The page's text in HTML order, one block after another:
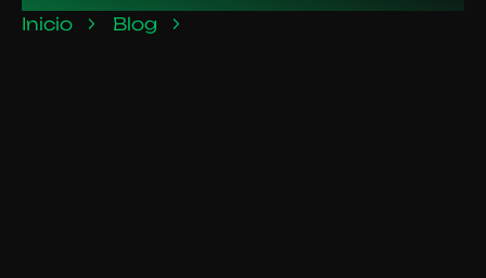
Inicio Blog